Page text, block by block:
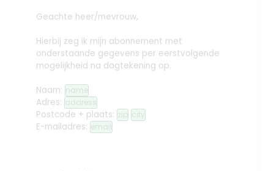
Geachte heer/mevrouw,
Hierbij zeg ik mijn abonnement met
onderstaande gegevens per eerstvolgende
mogelijkheid na dagtekening op.
Naam: name
Adres: address
Postcode + plaats: zip city
E-mailadres: email